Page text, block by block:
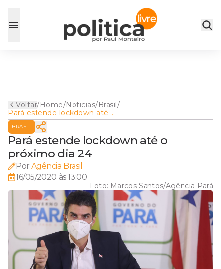
Voltar/Home/Noticias/Brasil/
Pará estende lockdown até o
próximo dia 24
BRASIL
Pará estende lockdown até o
próximo dia 24
Por Agência Brasil
16/05/2020 às 13:00
Foto: Marcos Santos/Agência Pará